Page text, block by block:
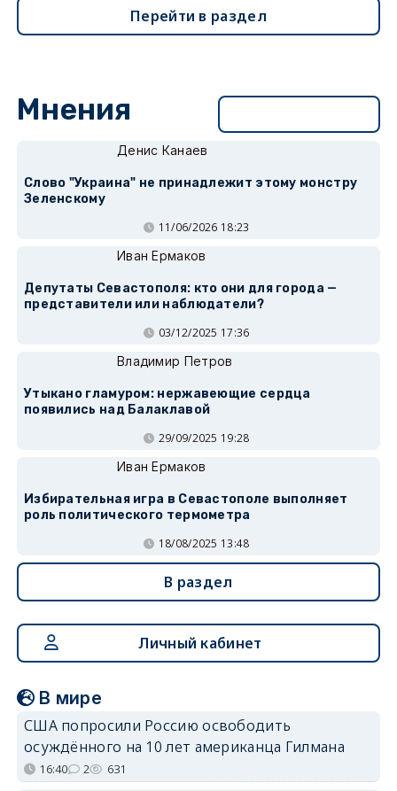
Перейти в раздел
Мнения
Денис Канаев
Слово "Украина" не принадлежит этому монстру
Зеленскому
11/06/2026 18:23
Иван Ермаков
Депутаты Севастополя: кто они для города —
представители или наблюдатели?
03/12/2025 17:36
Владимир Петров
Утыкано гламуром: нержавеющие сердца
появились над Балаклавой
29/09/2025 19:28
Иван Ермаков
Избирательная игра в Севастополе выполняет
роль политического термометра
18/08/2025 13:48
В раздел
Личный кабинет
В мире
США попросили Россию освободить
осуждённого на 10 лет американца Гилмана
16:40 2 631